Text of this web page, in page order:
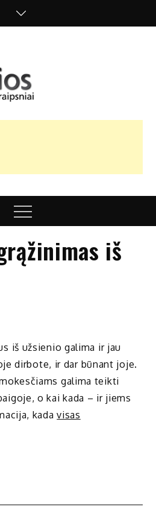
nuomonės
Menu
iš
iš užsienio galima ir jau
dirbote, ir dar būnant joje.
galima teikti
o kai kada – ir jiems
kadavisas